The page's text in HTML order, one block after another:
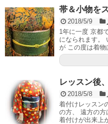
帯＆小物を
2018/5/9
1年に一度 京都
になられます。
が この度は着物
レッスン後
2018/5/8
着付けレッスン
の方、 遠方の方
着付けが出来上